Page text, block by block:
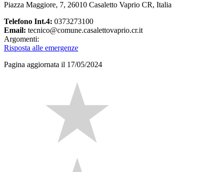
Piazza Maggiore, 7, 26010 Casaletto Vaprio CR, Italia
Telefono Int.4: 0373273100
Email: tecnico@comune.casalettovaprio.cr.it
Argomenti:
Risposta alle emergenze
Pagina aggiornata il 17/05/2024